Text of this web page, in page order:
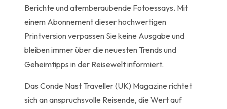
Berichte und atemberaubende Fotoessays. Mit
einem Abonnement dieser hochwertigen
Printversion verpassen Sie keine Ausgabe und
bleiben immer über die neuesten Trends und
Geheimtipps in der Reisewelt informiert.
Das Conde Nast Traveller (UK) Magazine richtet
sich an anspruchsvolle Reisende, die Wert auf